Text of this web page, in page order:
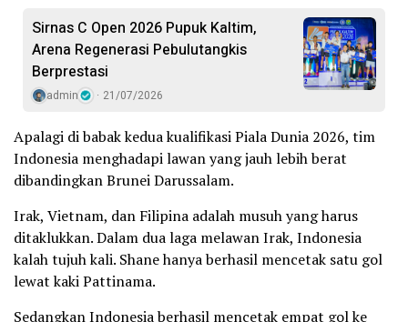
Sirnas C Open 2026 Pupuk Kaltim,
Arena Regenerasi Pebulutangkis
Berprestasi
admin 21/07/2026
Apalagi di babak kedua kualifikasi Piala Dunia 2026, tim
Indonesia menghadapi lawan yang jauh lebih berat
dibandingkan Brunei Darussalam.
Irak, Vietnam, dan Filipina adalah musuh yang harus
ditaklukkan. Dalam dua laga melawan Irak, Indonesia
kalah tujuh kali. Shane hanya berhasil mencetak satu gol
lewat kaki Pattinama.
Sedangkan Indonesia berhasil mencetak empat gol ke